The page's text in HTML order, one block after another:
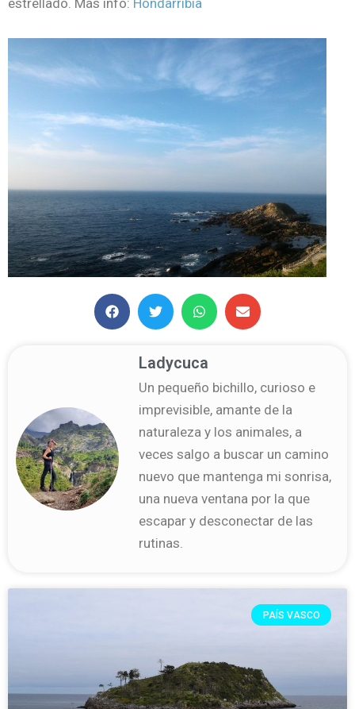
estrellado. Más info: Hondarribia
Ladycuca
Un pequeño bichillo, curioso e
imprevisible, amante de la
naturaleza y los animales, a
veces salgo a buscar un camino
nuevo que mantenga mi sonrisa,
una nueva ventana por la que
escapar y desconectar de las
rutinas.
PAÍS VASCO